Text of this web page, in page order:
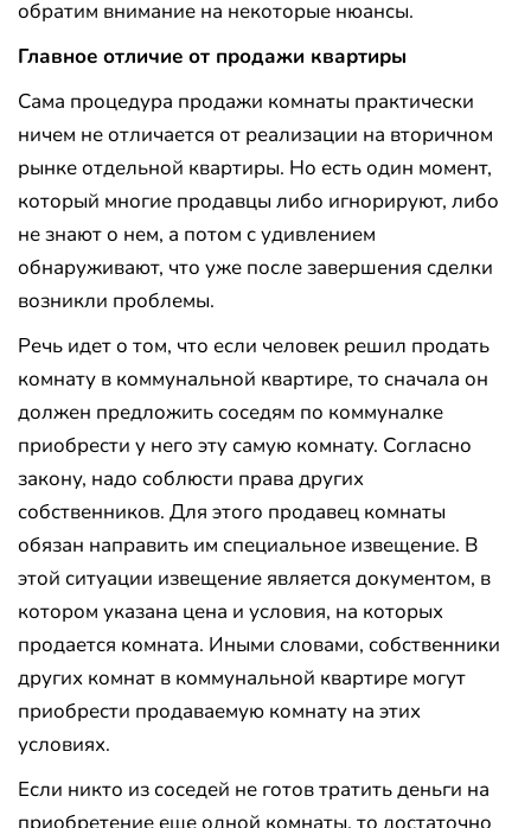
обратим внимание на некоторые нюансы.
Главное отличие от продажи квартиры
Сама процедура продажи комнаты практически
ничем не отличается от реализации на вторичном
рынке отдельной квартиры. Но есть один момент,
который многие продавцы либо игнорируют, либо
не знают о нем, а потом с удивлением
обнаруживают, что уже после завершения сделки
возникли проблемы.
Речь идет о том, что если человек решил продать
комнату в коммунальной квартире, то сначала он
должен предложить соседям по коммуналке
приобрести у него эту самую комнату. Согласно
закону, надо соблюсти права других
собственников. Для этого продавец комнаты
обязан направить им специальное извещение. В
этой ситуации извещение является документом, в
котором указана цена и условия, на которых
продается комната. Иными словами, собственники
других комнат в коммунальной квартире могут
приобрести продаваемую комнату на этих
условиях.
Если никто из соседей не готов тратить деньги на